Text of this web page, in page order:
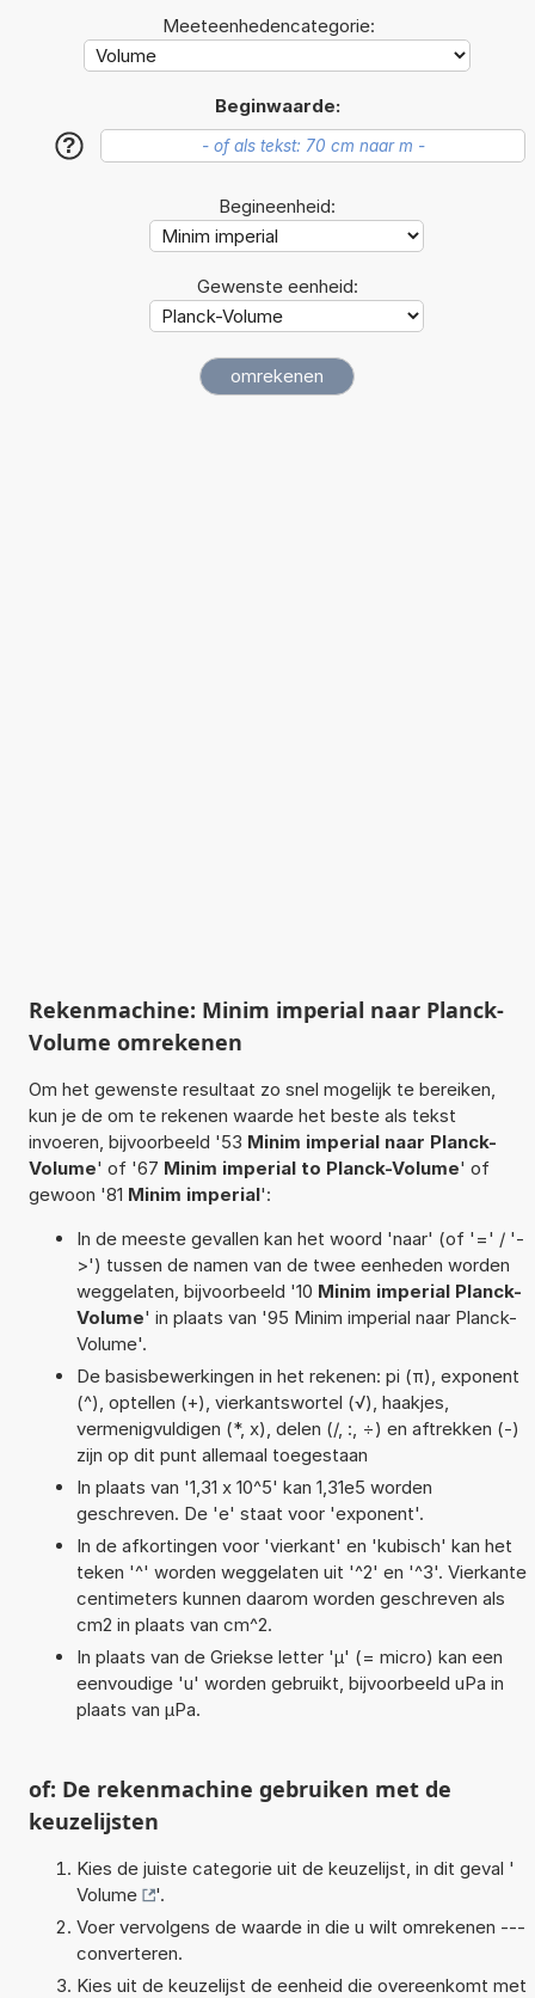
Meeteenhedencategorie:
Beginwaarde:
?
Begineenheid:
Gewenste eenheid:
Rekenmachine: Minim imperial naar Planck-
Volume omrekenen
Om het gewenste resultaat zo snel mogelijk te bereiken,
kun je de om te rekenen waarde het beste als tekst
invoeren, bijvoorbeeld '53 Minim imperial naar Planck-
Volume' of '67 Minim imperial to Planck-Volume' of
gewoon '81 Minim imperial':
In de meeste gevallen kan het woord 'naar' (of '=' / '-
>') tussen de namen van de twee eenheden worden
weggelaten, bijvoorbeeld '10 Minim imperial Planck-
Volume' in plaats van '95 Minim imperial naar Planck-
Volume'.
De basisbewerkingen in het rekenen: pi (π), exponent
(^), optellen (+), vierkantswortel (√), haakjes,
vermenigvuldigen (*, x), delen (/, :, ÷) en aftrekken (-)
zijn op dit punt allemaal toegestaan
In plaats van '1,31 x 10^5' kan 1,31e5 worden
geschreven. De 'e' staat voor 'exponent'.
In de afkortingen voor 'vierkant' en 'kubisch' kan het
teken '^' worden weggelaten uit '^2' en '^3'. Vierkante
centimeters kunnen daarom worden geschreven als
cm2 in plaats van cm^2.
In plaats van de Griekse letter 'µ' (= micro) kan een
eenvoudige 'u' worden gebruikt, bijvoorbeeld uPa in
plaats van µPa.
of: De rekenmachine gebruiken met de
keuzelijsten
Kies de juiste categorie uit de keuzelijst, in dit geval '
Volume
'.
Voer vervolgens de waarde in die u wilt omrekenen ---
converteren.
Kies uit de keuzelijst de eenheid die overeenkomt met